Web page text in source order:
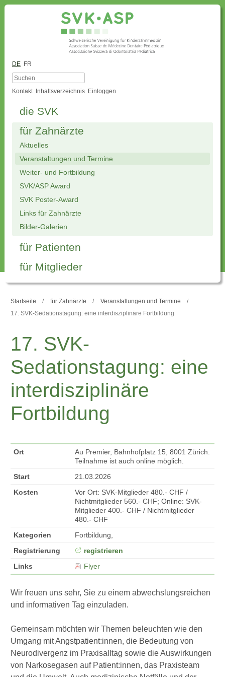
DE FR
Kontakt Inhaltsverzeichnis Einloggen
die SVK
für Zahnärzte
Aktuelles
Veranstaltungen und Termine
Weiter- und Fortbildung
SVK/ASP Award
SVK Poster-Award
Links für Zahnärzte
Bilder-Galerien
für Patienten
für Mitglieder
Startseite für Zahnärzte
Veranstaltungen und Termine
17. SVK-Sedationstagung: eine interdisziplinäre Fortbildung
17. SVK-
Sedationstagung: eine
interdisziplinäre
Fortbildung
Ort
Au Premier, Bahnhofplatz 15, 8001 Zürich.
Teilnahme ist auch online möglich.
Start
21.03.2026
Kosten
Vor Ort: SVK-Mitglieder 480.- CHF /
Nichtmitglieder 560.- CHF; Online: SVK-
Mitglieder 400.- CHF / Nichtmitglieder
480.- CHF
Kategorien
Fortbildung,
Registrierung
registrieren
Links
Flyer
Wir freuen uns sehr, Sie zu einem abwechslungsreichen
und informativen Tag einzuladen.
Gemeinsam möchten wir Themen beleuchten wie den
Umgang mit Angstpatient:innen, die Bedeutung von
Neurodivergenz im Praxisalltag sowie die Auswirkungen
von Narkosegasen auf Patient:innen, das Praxisteam